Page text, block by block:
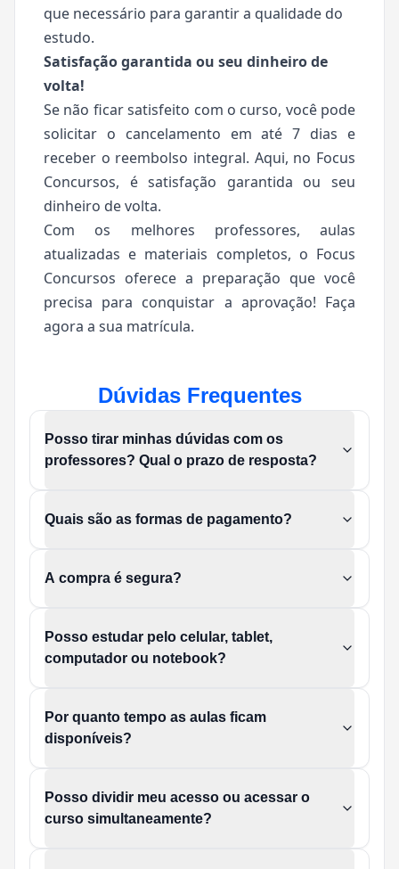
que necessário para garantir a qualidade do
estudo.
Satisfação garantida ou seu dinheiro de
volta!
Se não ficar satisfeito com o curso, você pode
solicitar o cancelamento em até 7 dias e
receber o reembolso integral. Aqui, no Focus
Concursos, é satisfação garantida ou seu
dinheiro de volta.
Com os melhores professores, aulas
atualizadas e materiais completos, o Focus
Concursos oferece a preparação que você
precisa para conquistar a aprovação! Faça
agora a sua matrícula.
Dúvidas Frequentes
Posso tirar minhas dúvidas com os
professores? Qual o prazo de resposta?
Quais são as formas de pagamento?
A compra é segura?
Posso estudar pelo celular, tablet,
computador ou notebook?
Por quanto tempo as aulas ficam
disponíveis?
Posso dividir meu acesso ou acessar o
curso simultaneamente?